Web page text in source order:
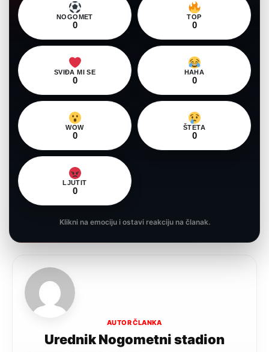
NOGOMET
0
TOP
0
SVIĐA MI SE
0
HAHA
0
WOW
0
ŠTETA
0
LJUTIT
0
Klikni na emociju i ostavi reakciju na članak.
AUTOR ČLANKA
Urednik Nogometni stadion